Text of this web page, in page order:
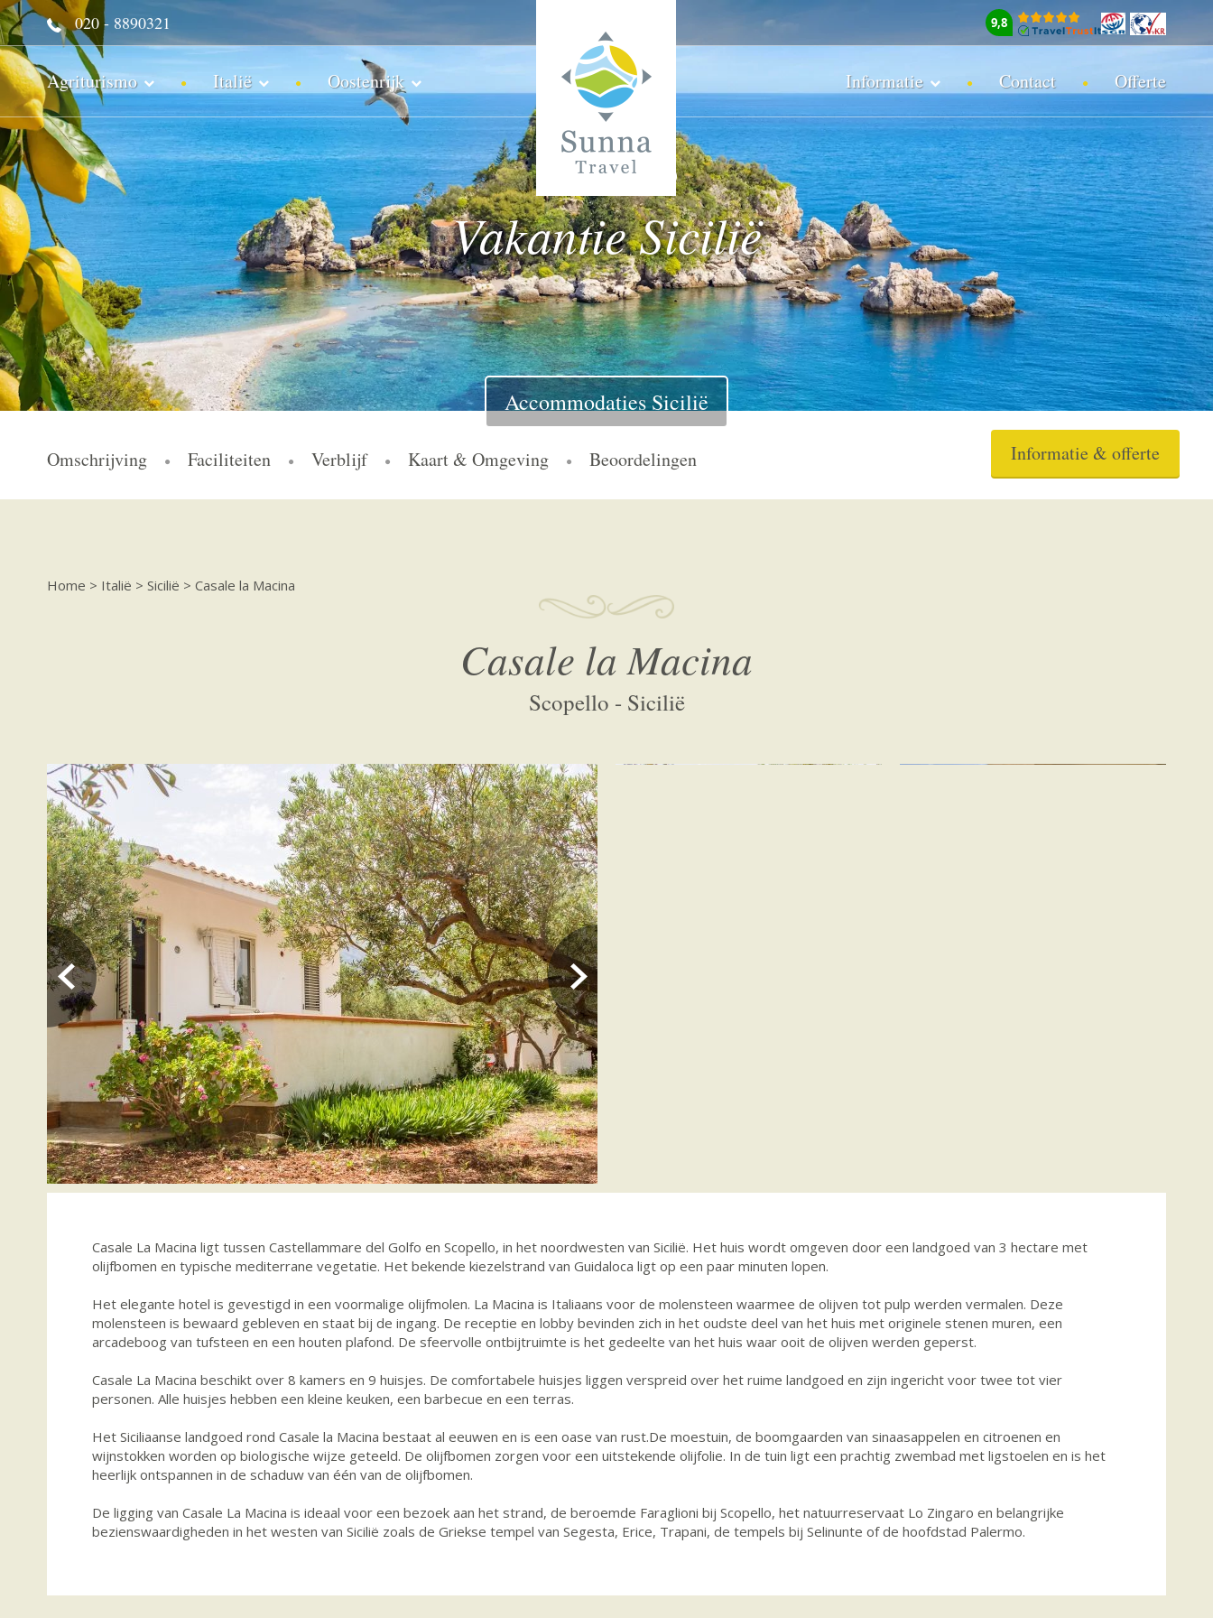
020 - 8890321 9,8
Agriturismo Italië Oostenrijk Informatie Contact Offerte
Vakantie Sicilië
Accommodaties Sicilië
Omschrijving Faciliteiten Verblijf Kaart & Omgeving Beoordelingen Informatie & offerte
Home > Italië > Sicilië > Casale la Macina
Casale la Macina
Scopello - Sicilië
Casale La Macina ligt tussen Castellammare del Golfo en Scopello, in het noordwesten van Sicilië. Het huis wordt omgeven door een landgoed van 3 hectare met
olijfbomen en typische mediterrane vegetatie. Het bekende kiezelstrand van Guidaloca ligt op een paar minuten lopen.
Het elegante hotel is gevestigd in een voormalige olijfmolen. La Macina is Italiaans voor de molensteen waarmee de olijven tot pulp werden vermalen. Deze
molensteen is bewaard gebleven en staat bij de ingang. De receptie en lobby bevinden zich in het oudste deel van het huis met originele stenen muren, een
arcadeboog van tufsteen en een houten plafond. De sfeervolle ontbijtruimte is het gedeelte van het huis waar ooit de olijven werden geperst.
Casale La Macina beschikt over 8 kamers en 9 huisjes. De comfortabele huisjes liggen verspreid over het ruime landgoed en zijn ingericht voor twee tot vier
personen. Alle huisjes hebben een kleine keuken, een barbecue en een terras.
Het Siciliaanse landgoed rond Casale la Macina bestaat al eeuwen en is een oase van rust.De moestuin, de boomgaarden van sinaasappelen en citroenen en
wijnstokken worden op biologische wijze geteeld. De olijfbomen zorgen voor een uitstekende olijfolie. In de tuin ligt een prachtig zwembad met ligstoelen en is het
heerlijk ontspannen in de schaduw van één van de olijfbomen.
De ligging van Casale La Macina is ideaal voor een bezoek aan het strand, de beroemde Faraglioni bij Scopello, het natuurreservaat Lo Zingaro en belangrijke
bezienswaardigheden in het westen van Sicilië zoals de Griekse tempel van Segesta, Erice, Trapani, de tempels bij Selinunte of de hoofdstad Palermo.